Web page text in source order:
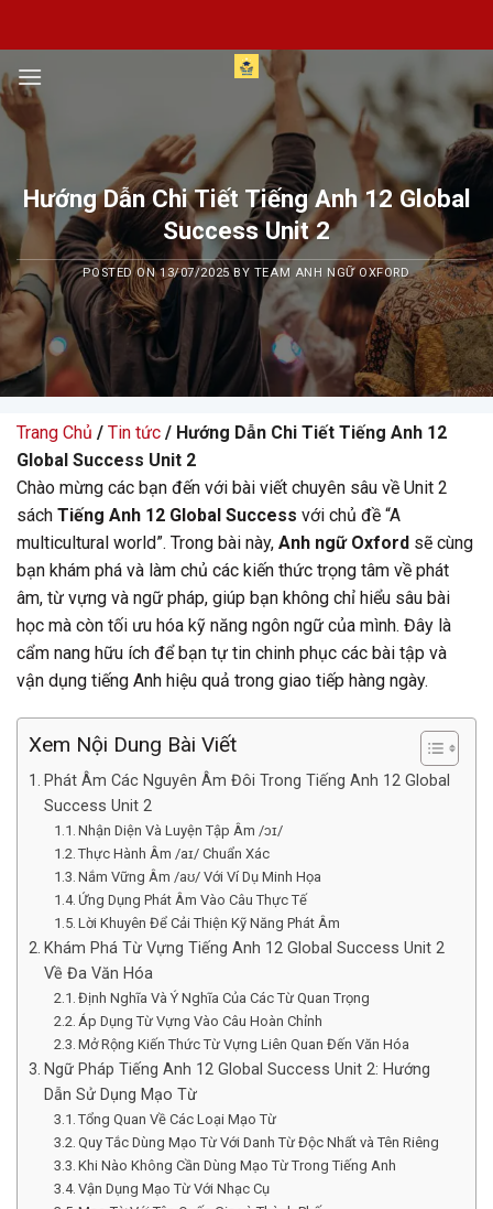
content
Hướng Dẫn Chi Tiết Tiếng Anh 12 Global
Success Unit 2
POSTED ON13/07/2025BY TEAM ANH NGỮ OXFORD
Trang Chủ / Tin tức / Hướng Dẫn Chi Tiết Tiếng Anh 12
Global Success Unit 2
Chào mừng các bạn đến với bài viết chuyên sâu về Unit 2
sách Tiếng Anh 12 Global Success với chủ đề “A
multicultural world”. Trong bài này, Anh ngữ Oxford sẽ cùng
bạn khám phá và làm chủ các kiến thức trọng tâm về phát
âm, từ vựng và ngữ pháp, giúp bạn không chỉ hiểu sâu bài
học mà còn tối ưu hóa kỹ năng ngôn ngữ của mình. Đây là
cẩm nang hữu ích để bạn tự tin chinh phục các bài tập và
vận dụng tiếng Anh hiệu quả trong giao tiếp hàng ngày.
Xem Nội Dung Bài Viết
Phát Âm Các Nguyên Âm Đôi Trong Tiếng Anh 12 Global
Success Unit 2
Nhận Diện Và Luyện Tập Âm /ɔɪ/
Thực Hành Âm /aɪ/ Chuẩn Xác
Nắm Vững Âm /aʊ/ Với Ví Dụ Minh Họa
Ứng Dụng Phát Âm Vào Câu Thực Tế
Lời Khuyên Để Cải Thiện Kỹ Năng Phát Âm
Khám Phá Từ Vựng Tiếng Anh 12 Global Success Unit 2
Về Đa Văn Hóa
Định Nghĩa Và Ý Nghĩa Của Các Từ Quan Trọng
Áp Dụng Từ Vựng Vào Câu Hoàn Chỉnh
Mở Rộng Kiến Thức Từ Vựng Liên Quan Đến Văn Hóa
Ngữ Pháp Tiếng Anh 12 Global Success Unit 2: Hướng
Dẫn Sử Dụng Mạo Từ
Tổng Quan Về Các Loại Mạo Từ
Quy Tắc Dùng Mạo Từ Với Danh Từ Độc Nhất và Tên Riêng
Khi Nào Không Cần Dùng Mạo Từ Trong Tiếng Anh
Vận Dụng Mạo Từ Với Nhạc Cụ